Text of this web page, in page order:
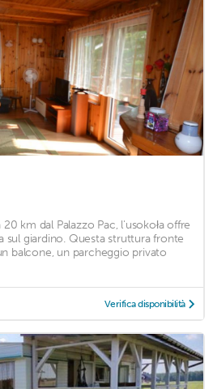
km dal Palazzo Pac, l'usokoła offre
sul giardino. Questa struttura fronte
balcone, un parcheggio privato
Verifica disponibilità